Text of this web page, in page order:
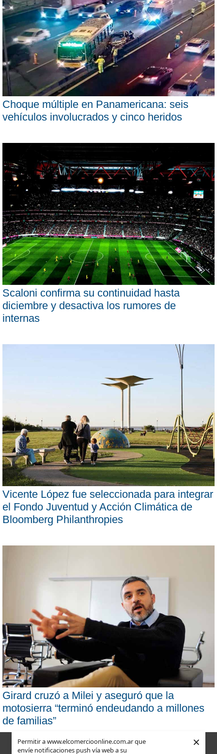
Permitir a www.elcomercioonline.com.ar que
envíe notificaciones push vía web a su
×
Choque múltiple en Panamericana: seis
vehículos involucrados y cinco heridos
Scaloni confirma su continuidad hasta
diciembre y desactiva los rumores de
internas
Vicente López fue seleccionada para integrar
el Fondo Juventud y Acción Climática de
Bloomberg Philanthropies
Girard cruzó a Milei y aseguró que la
motosierra “terminó endeudando a millones
de familias”